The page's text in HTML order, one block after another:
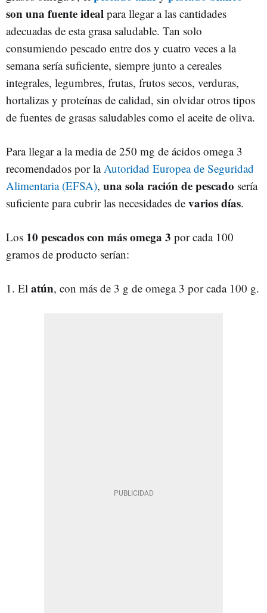
son una fuente ideal para llegar a las cantidades
adecuadas de esta grasa saludable. Tan solo
consumiendo pescado entre dos y cuatro veces a la
semana sería suficiente, siempre junto a cereales
integrales, legumbres, frutas, frutos secos, verduras,
hortalizas y proteínas de calidad, sin olvidar otros tipos
de fuentes de grasas saludables como el aceite de oliva.
Para llegar a la media de 250 mg de ácidos omega 3
recomendados por laAutoridad Europea de Seguridad
Alimentaria (EFSA), una sola ración de pescado sería
suficiente para cubrir las necesidades de varios días.
Los 10 pescados con más omega 3 por cada 100
gramos de producto serían:
1. El atún, con más de 3 g de omega 3 por cada 100 g.